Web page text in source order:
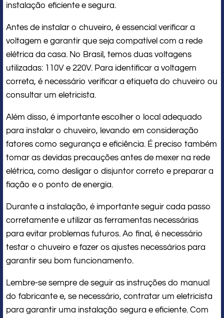
instalação eficiente e segura.
Antes de instalar o chuveiro, é essencial verificar a
voltagem e garantir que seja compatível com a rede
elétrica da casa. No Brasil, temos duas voltagens
utilizadas: 110V e 220V. Para identificar a voltagem
correta, é necessário verificar a etiqueta do chuveiro ou
consultar um eletricista.
Além disso, é importante escolher o local adequado
para instalar o chuveiro, levando em consideração
fatores como segurança e eficiência. É preciso também
tomar as devidas precauções antes de mexer na rede
elétrica, como desligar o disjuntor correto e preparar a
fiação e o ponto de energia.
Durante a instalação, é importante seguir cada passo
corretamente e utilizar as ferramentas necessárias
para evitar problemas futuros. Ao final, é necessário
testar o chuveiro e fazer os ajustes necessários para
garantir seu bom funcionamento.
Lembre-se sempre de seguir as instruções do manual
do fabricante e, se necessário, contratar um eletricista
para garantir uma instalação segura e eficiente. Com